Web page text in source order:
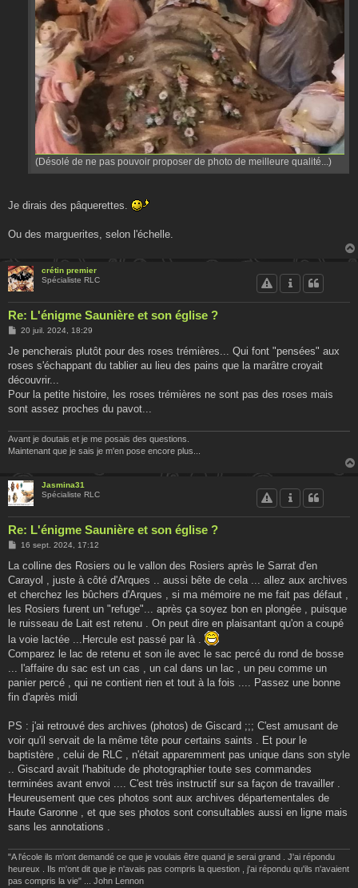
(Désolé de ne pas pouvoir proposer de photo de meilleure qualité...)
Je dirais des pâquerettes.
Ou des marguerites, selon l'échelle.
crétin premier
Spécialiste RLC
Re: L'énigme Saunière et son église ?
M
s
a
g
20 juil. 2024, 18:29
Je pencherais plutôt pour des roses trémières... Qui font "pensées" aux
roses s'échappant du tablier au lieu des pains que la marâtre croyait
découvrir...
Pour la petite histoire, les roses trémières ne sont pas des roses mais
sont assez proches du pavot...
Avant je doutais et je me posais des questions.
Maintenant que je sais je m'en pose encore plus...
Jasmina31
Spécialiste RLC
Re: L'énigme Saunière et son église ?
M
s
a
g
16 sept. 2024, 17:12
La colline des Rosiers ou le vallon des Rosiers après le Sarrat d'en
Carayol , juste à côté d'Arques .. aussi bête de cela ... allez aux archives
et cherchez les bûchers d'Arques , si ma mémoire ne me fait pas défaut ,
les Rosiers furent un "refuge"... après ça soyez bon en plongée , puisque
le ruisseau de Lait est retenu . On peut dire en plaisantant qu'on a coupé
la voie lactée ...Hercule est passé par là .
Comparez le lac de retenu et son ile avec le sac percé du rond de bosse
... l'affaire du sac est un cas , un cal dans un lac , un peu comme un
panier percé , qui ne contient rien et tout à la fois .... Passez une bonne
fin d'après midi
PS : j'ai retrouvé des archives (photos) de Giscard ;;; C'est amusant de
voir qu'il servait de la même tête pour certains saints . Et pour le
baptistère , celui de RLC , n'était apparemment pas unique dans son style
.. Giscard avait l'habitude de photographier toute ses commandes
terminées avant envoi .... C'est très instructif sur sa façon de travailler .
Heureusement que ces photos sont aux archives départementales de
Haute Garonne , et que ses photos sont consultables aussi en ligne mais
sans les annotations .
"A l'école ils m'ont demandé ce que je voulais être quand je serai grand . J'ai répondu
heureux . Ils m'ont dit que je n'avais pas compris la question , j'ai répondu qu'ils n'avaient
pas compris la vie" ... John Lennon